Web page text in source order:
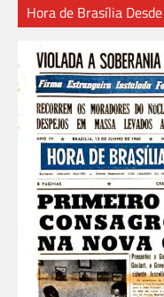
Hora de Brasília